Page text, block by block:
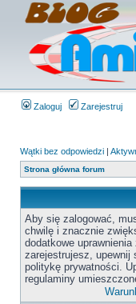
Zaloguj Zarejestruj
Wątki bez odpowiedzi |
Strona główna forum
Aby się zalogować,
chwilę i znacznie
dodatkowe
zarejestrujesz, upewnij
politykę prywatności.
regulaminy